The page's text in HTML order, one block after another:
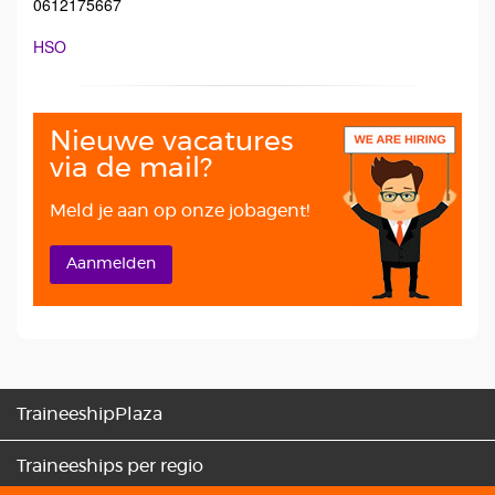
HSO
Nieuwe vacatures
via de mail?
Meld je aan op onze jobagent!
Aanmelden
TraineeshipPlaza
Traineeships per regio